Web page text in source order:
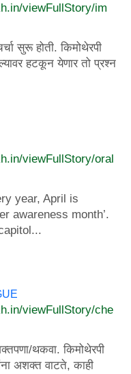
viewFullStory/im
सुरू होती. किमोथेरपी
हटकून येणार तो प्रश्न
viewFullStory/oral
year, April is
awareness month’.
viewFullStory/che
थकवा. किमोथेरपी
अशक्त वाटते, काही